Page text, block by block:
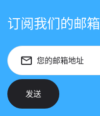
订阅我们的邮箱
您的邮箱地址
发送